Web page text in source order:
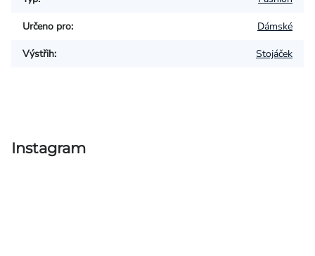
Určeno pro: Dámské
Výstřih: Stojáček
Instagram